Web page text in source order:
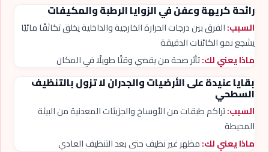
رائحة كريهة وعفن في الزوايا الرطبة والمكيفات
السبب:الفرق بين درجات الحرارة الخارجية والداخلية يخلق تكاثفًا مائيًا
يشجع نمو الكائنات الدقيقة
ماذا يعني لك:تأثر صحة من يقضي وقتًا طويلًا في المكان
بقايا عنيدة على الأرضيات والجدران لا تزول بالتنظيف
السطحي
السبب:تراكم طبقات من الأوساخ والجزيئات المعدنية من البيئة
المحيطة
ماذا يعني لك:مظهر غير نظيف حتى بعد التنظيف العادي